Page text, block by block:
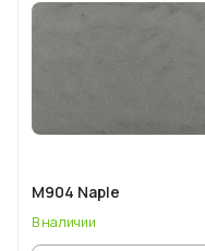
M904 Naple
В наличии